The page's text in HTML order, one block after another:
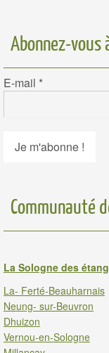
Abonnez-
E-mail *
Communauté
La Sologne des
La- Ferté-Beauharnais
Neung- sur-Beuvron
Dhuizon
Vernou-en-Sologne